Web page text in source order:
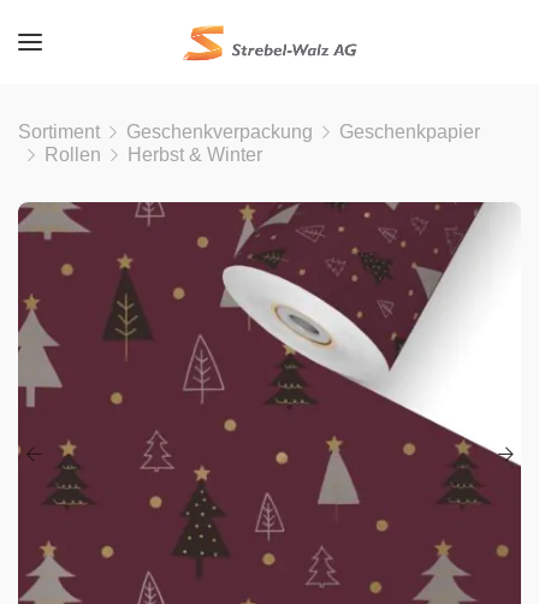
Sortiment Geschenkverpackung
Geschenkpapier
Rollen
Herbst & Winter